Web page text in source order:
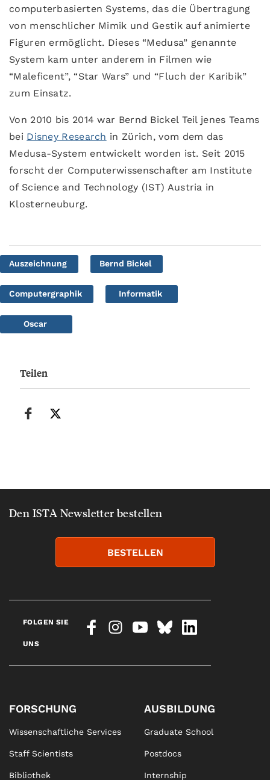
computerbasierten Systems, das die Übertragung
von menschlicher Mimik und Gestik auf animierte
Figuren ermöglicht. Dieses “Medusa” genannte
System kam unter anderem in Filmen wie
“Maleficent”, “Star Wars” und “Fluch der Karibik”
zum Einsatz.
Von 2010 bis 2014 war Bernd Bickel Teil jenes Teams
bei Disney Research in Zürich, vom dem das
Medusa-System entwickelt worden ist. Seit 2015
forscht der Computerwissenschafter am Institute
of Science and Technology (IST) Austria in
Klosterneuburg.
Auszeichnung Bernd Bickel
Computergraphik Informatik
Oscar
Teilen
Den ISTA Newsletter bestellen
BESTELLEN
FOLGEN SIE
UNS
FORSCHUNG
Wissenschaftliche Services
Staff Scientists
Bibliothek
AUSBILDUNG
Graduate School
Postdocs
Internship